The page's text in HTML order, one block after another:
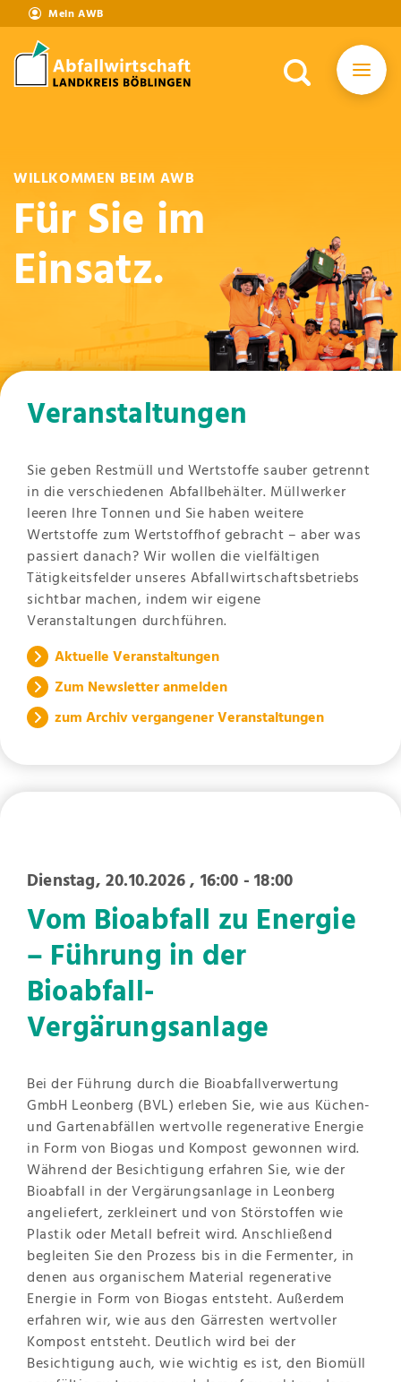
Mein AWB
WILLKOMMEN BEIM AWB
Für Sie im
Einsatz.
Veranstaltungen
Sie geben Restmüll und Wertstoffe sauber getrennt
in die verschiedenen Abfallbehälter. Müllwerker
leeren Ihre Tonnen und Sie haben weitere
Wertstoffe zum Wertstoffhof gebracht – aber was
passiert danach? Wir wollen die vielfältigen
Tätigkeitsfelder unseres Abfallwirtschaftsbetriebs
sichtbar machen, indem wir eigene
Veranstaltungen durchführen.
Aktuelle Veranstaltungen
Zum Newsletter anmelden
zum Archiv vergangener Veranstaltungen
Dienstag, 20.10.2026, 16:00 - 18:00
Vom Bioabfall zu Energie
– Führung in der
Bioabfall-
Vergärungsanlage
Bei der Führung durch die Bioabfallverwertung
GmbH Leonberg (BVL) erleben Sie, wie aus Küchen-
und Gartenabfällen wertvolle regenerative Energie
in Form von Biogas und Kompost gewonnen wird.
Während der Besichtigung erfahren Sie, wie der
Bioabfall in der Vergärungsanlage in Leonberg
angeliefert, zerkleinert und von Störstoffen wie
Plastik oder Metall befreit wird. Anschließend
begleiten Sie den Prozess bis in die Fermenter, in
denen aus organischem Material regenerative
Energie in Form von Biogas entsteht. Außerdem
erfahren wir, wie aus den Gärresten wertvoller
Kompost entsteht. Deutlich wird bei der
Besichtigung auch, wie wichtig es ist, den Biomüll